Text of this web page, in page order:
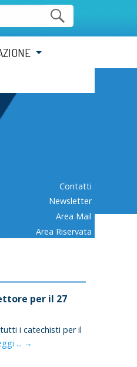
Contatti
Newsletter
Area Mail
Area Riservata
per il 27
i catechisti per il
... →